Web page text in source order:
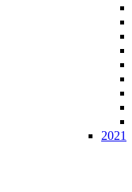
2021